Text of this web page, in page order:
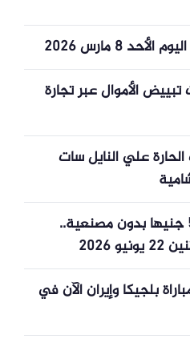
8 مارس 2026
الأموال عبر تجارة
علي النايل سات
عيار 21 يسجل 5990 جنيها بدون مصنعية..
2026
بلجيكا وإيران الآن في